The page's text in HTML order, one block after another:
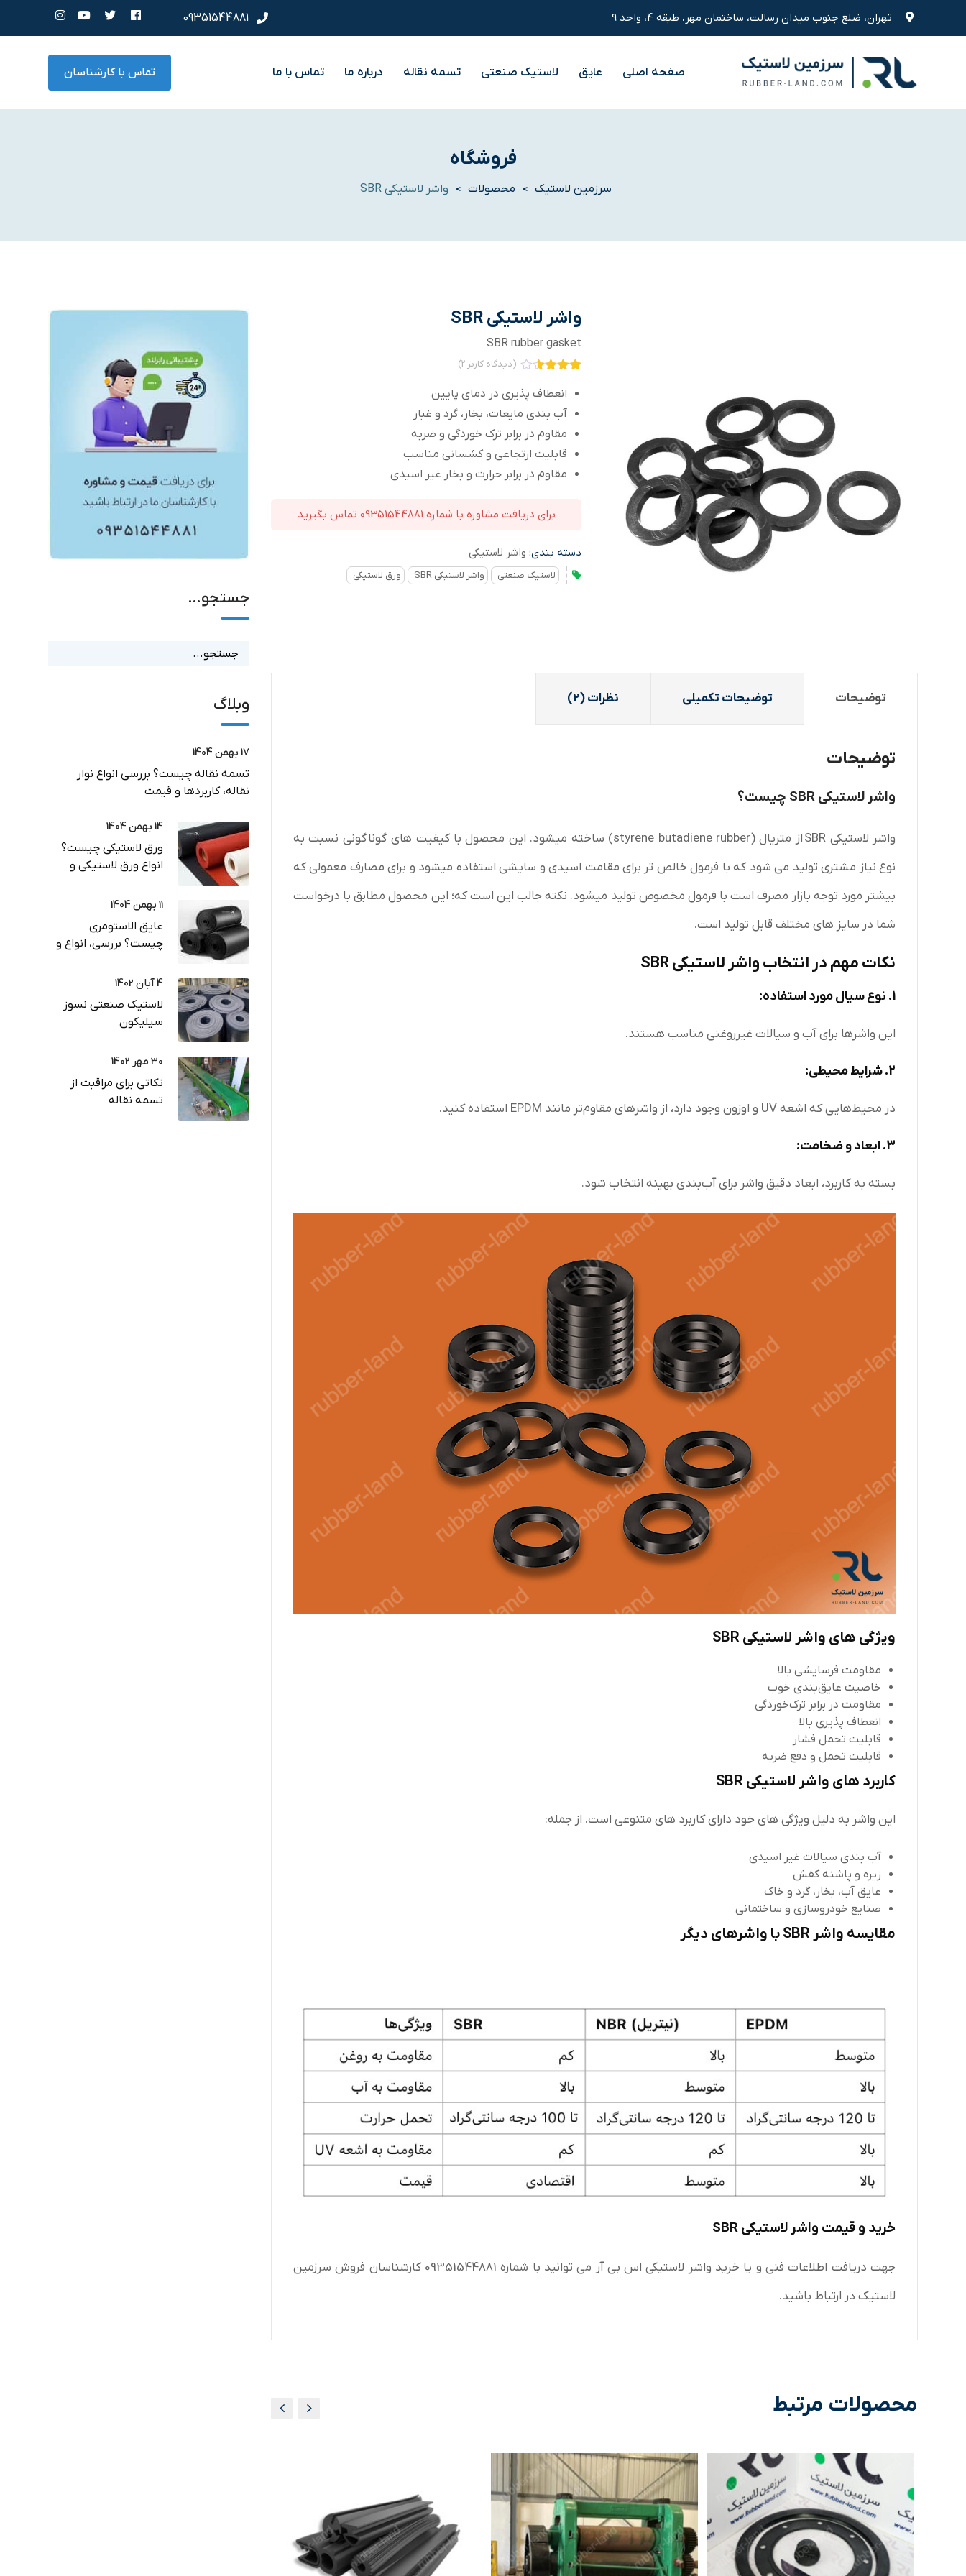
تهران، ضلع جنوب میدان رسالت، ساختمان مهر، طبقه 4، واحد 9 09351544881
صفحه اصلی عایق لاستیک صنعتی تسمه نقاله درباره ما تماس با ما تماس با کارشناسان
فروشگاه
سرزمین لاستیک > محصولات > واشر لاستیکی SBR
واشر لاستیکی SBR
SBR rubber gasket
3.50از
مشتری
(دیدگاه کاربر2
)
انعطاف پذیری در دمای پایین
آب بندی مایعات، بخار، گرد و غبار
مقاوم در برابر ترک خوردگی و ضربه
قابلیت ارتجاعی و کشسانی مناسب
مقاوم در برابر حرارت و بخار غیر اسیدی
برای دریافت مشاوره با شماره 09351544881 تماس بگیرید
دسته بندی: واشر لاستیکی
لاستیک صنعتی واشر لاستیکی SBR ورق لاستیکی
توضیحات توضیحات تکمیلی نظرات (2)
توضیحات
واشر لاستیکی SBR چیست؟
واشر لاستیکی SBR از متریال (styrene butadiene rubber) ساخته میشود. این محصول با کیفیت های گوناگونی نسبت به
نوع نیاز مشتری تولید می شود که با فرمول خالص تر برای مقامت اسیدی و سایشی استفاده میشود و برای مصارف معمولی که
بیشتر مورد توجه بازار مصرف است با فرمول مخصوص تولید میشود. نکته جالب این است که؛ این محصول مطابق با درخواست
شما در سایز های مختلف قابل تولید است.
نکات مهم در انتخاب واشر لاستیکی SBR
1. نوع سیال مورد استفاده:
این واشرها برای آب و سیالات غیرروغنی مناسب هستند.
2. شرایط محیطی:
در محیط‌هایی که اشعه UV و اوزون وجود دارد، از واشرهای مقاوم‌تر مانند EPDM استفاده کنید.
3. ابعاد و ضخامت:
بسته به کاربرد، ابعاد دقیق واشر برای آب‌بندی بهینه انتخاب شود.
ویژگی های واشر لاستیکی SBR
مقاومت فرسایشی بالا
خاصیت عایق‌بندی خوب
مقاومت در برابر ترک‌خوردگی
انعطاف پذیری بالا
قابلیت تحمل فشار
قابلیت تحمل و دفع ضربه
کاربرد های واشر لاستیکی SBR
این واشر به دلیل ویژگی های خود دارای کاربرد های متنوعی است. از جمله:
آب بندی سیالات غیر اسیدی
زیره و پاشنه کفش
عایق آب، بخار، گرد و خاک
صنایع خودروسازی و ساختمانی
مقایسه واشر SBR با واشرهای دیگر
خرید و قیمت واشر لاستیکی SBR
جهت دریافت اطلاعات فنی و یا خرید واشر لاستیکی اس بی آر می توانید با شماره 09351544881 کارشناسان فروش سرزمین
لاستیک در ارتباط باشید.
محصولات مرتبط
جستجو…
وبلاگ
17 بهمن 1404
تسمه نقاله چیست؟ بررسی انواع نوار
نقاله، کاربردها و قیمت
14 بهمن 1404
ورق لاستیکی چیست؟
انواع ورق لاستیکی و
11 بهمن 1404
عایق الاستومری
چیست؟ بررسی، انواع و
4 آبان 1402
لاستیک صنعتی نسوز
سیلیکون
30 مهر 1402
نکاتی برای مراقبت از
تسمه نقاله